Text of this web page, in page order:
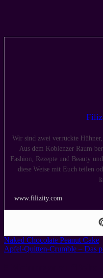
Wir sind zwei verrückte
Aus dem Koblenzer Raum
Fashion, Rezepte und Beauty
diese Weise mit Euch teilen
www.filizity.com
Naked Chocolate Peanut Cake
Apfel-Quitten-Crumble – Das